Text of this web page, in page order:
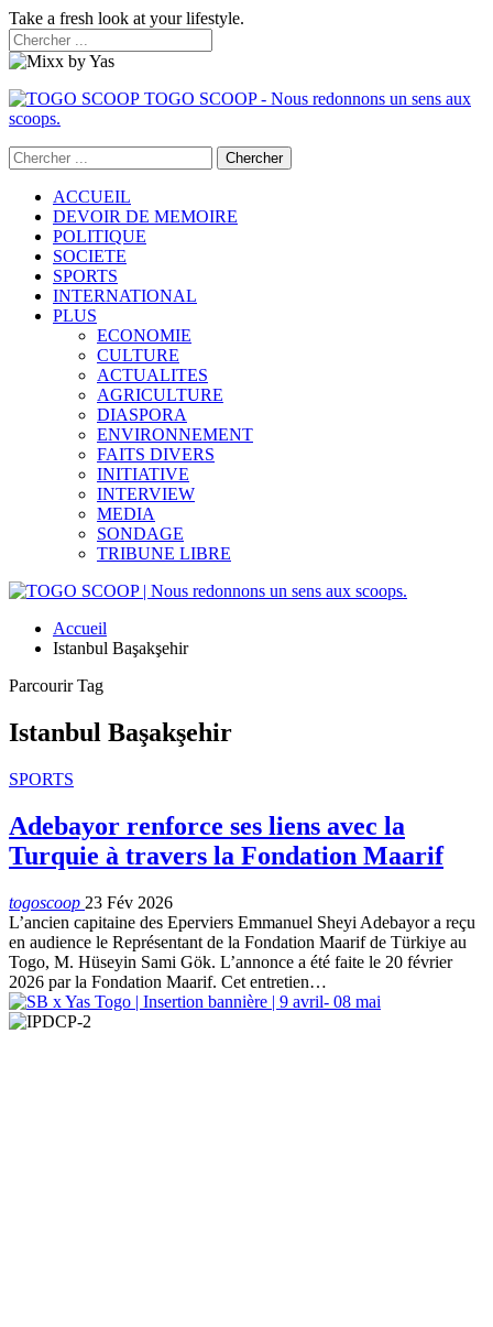
Take a fresh look at your lifestyle.
TOGO SCOOP - Nous redonnons un sens aux
scoops.
ACCUEIL
DEVOIR DE MEMOIRE
POLITIQUE
SOCIETE
SPORTS
INTERNATIONAL
PLUS
ECONOMIE
CULTURE
ACTUALITES
AGRICULTURE
DIASPORA
ENVIRONNEMENT
FAITS DIVERS
INITIATIVE
INTERVIEW
MEDIA
SONDAGE
TRIBUNE LIBRE
Accueil
Istanbul Başakşehir
Parcourir Tag
Istanbul Başakşehir
SPORTS
Adebayor renforce ses liens avec la
Turquie à travers la Fondation Maarif
togoscoop 23 Fév 2026
L’ancien capitaine des Eperviers Emmanuel Sheyi Adebayor a reçu
en audience le Représentant de la Fondation Maarif de Türkiye au
Togo, M. Hüseyin Sami Gök. L’annonce a été faite le 20 février
2026 par la Fondation Maarif. Cet entretien…